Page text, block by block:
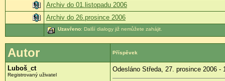
Archiv do 01.listopadu 2006
Archiv do 26.prosince 2006
Uzavřeno: Další dialogy již nemůžete zahájit.
Autor Příspěvek
Luboš_ct
Registrovaný uživatel
Odesláno Středa, 27. prosince 2006 -